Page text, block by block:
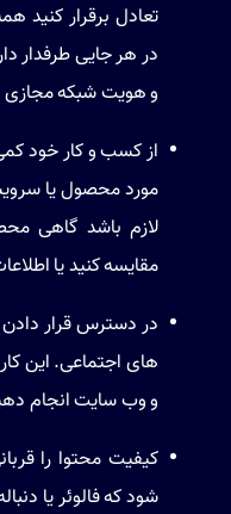
تعادل برقرار کنید
در هر جایی طرفدار
و هویت شبکه مجازی
از کسب و کار خود
مورد محصول یا
لازم باشد گاهی
مقایسه کنید یا
در دسترس قرار
های اجتماعی. این
و وب سایت انجام
کیفیت محتوا را
شود که فالوئر یا